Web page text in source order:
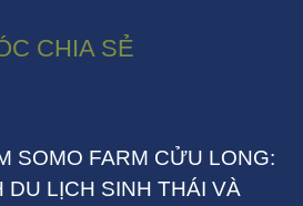
CHIA SẺ
SOMO FARM CỬU LONG:
DU LỊCH SINH THÁI VÀ